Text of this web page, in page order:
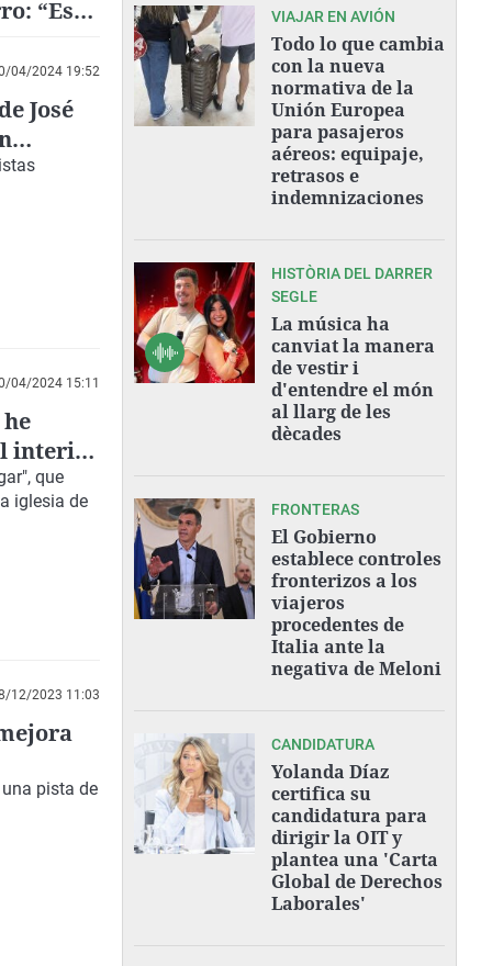
“Es
04/2024 19:52
José
04/2024 15:11
interior
que
iglesia de
12/2023 11:03
pista de
VIAJAR EN AVIÓN
Todo lo que cambia
con la nueva
normativa de la
Unión Europea
para pasajeros
aéreos: equipaje,
retrasos e
indemnizaciones
HISTÒRIA DEL DARRER
SEGLE
La música ha
canviat la manera
de vestir i
d'entendre el món
al llarg de les
dècades
FRONTERAS
El Gobierno
establece controles
fronterizos a los
viajeros
procedentes de
Italia ante la
negativa de Meloni
CANDIDATURA
Yolanda Díaz
certifica su
candidatura para
dirigir la OIT y
plantea una 'Carta
Global de Derechos
Laborales'